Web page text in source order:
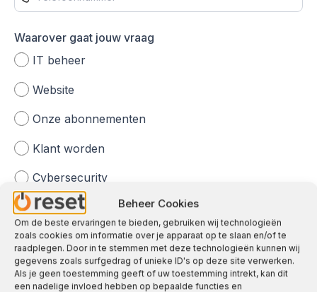
Beheer Cookies
Om de beste ervaringen te bieden, gebruiken wij technologieën
zoals cookies om informatie over je apparaat op te slaan en/of te
raadplegen. Door in te stemmen met deze technologieën kunnen wij
gegevens zoals surfgedrag of unieke ID's op deze site verwerken.
Als je geen toestemming geeft of uw toestemming intrekt, kan dit
een nadelige invloed hebben op bepaalde functies en
Waarover gaat jouw vraag
IT beheer
Website
Onze abonnementen
Klant worden
Cybersecurity
Overige
Jouw bericht